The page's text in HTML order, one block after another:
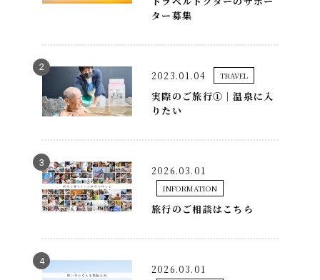
ター募集
2023.01.04 TRAVEL
実際のご旅行①｜温泉に入
りたい
2026.03.01
INFORMATION
旅行のご相談はこちら
2026.03.01